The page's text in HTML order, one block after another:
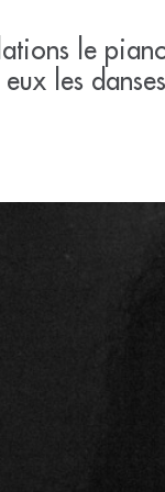
le
eux les